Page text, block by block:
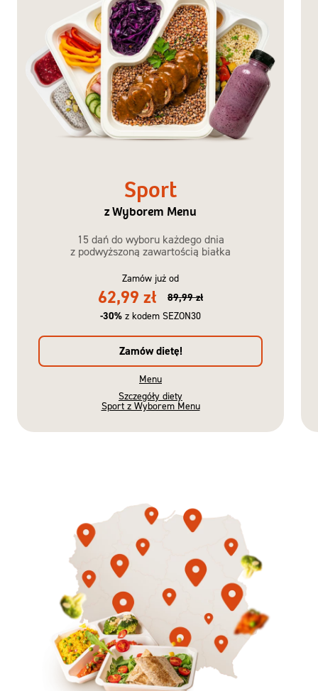
Sport
z Wyborem Menu
15 dań do wyboru każdego dnia
z podwyższoną zawartością białka
Zamów już od
62,99 zł
89,99 zł
-30% z kodem SEZON30
Zamów dietę!
Menu
Szczegóły diety
Sport z Wyborem Menu